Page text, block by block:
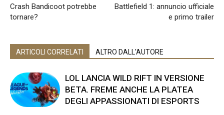
Crash Bandicoot potrebbe
tornare?
Battlefield 1: annuncio ufficiale
e primo trailer
ARTICOLI CORRELATI ALTRO DALL'AUTORE
LOL LANCIA WILD RIFT IN VERSIONE
BETA. FREME ANCHE LA PLATEA
DEGLI APPASSIONATI DI ESPORTS